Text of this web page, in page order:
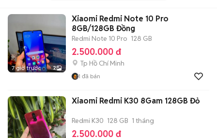
7 giờ trước 2
Xiaomi Redmi Note 10 Pro
8GB/128GB Đồng
Redmi Note 10 Pro 128 GB
2.500.000 đ
Tp Hồ Chí Minh
1 đã bán
Xiaomi Redmi K30 8Gam 128GB Đỏ
Redmi K30 128 GB 1 tháng
2.500.000 đ